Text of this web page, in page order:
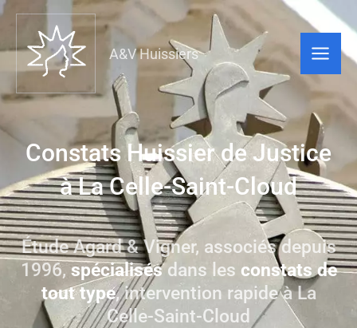
A&V Huissiers
Constats Huissier de Justice
à La Celle-Saint-Cloud
Étude Agard & Vigner, associés depuis
1996, spécialisésdans les constats de
tout type, intervention rapide à La
Celle-Saint-Cloud